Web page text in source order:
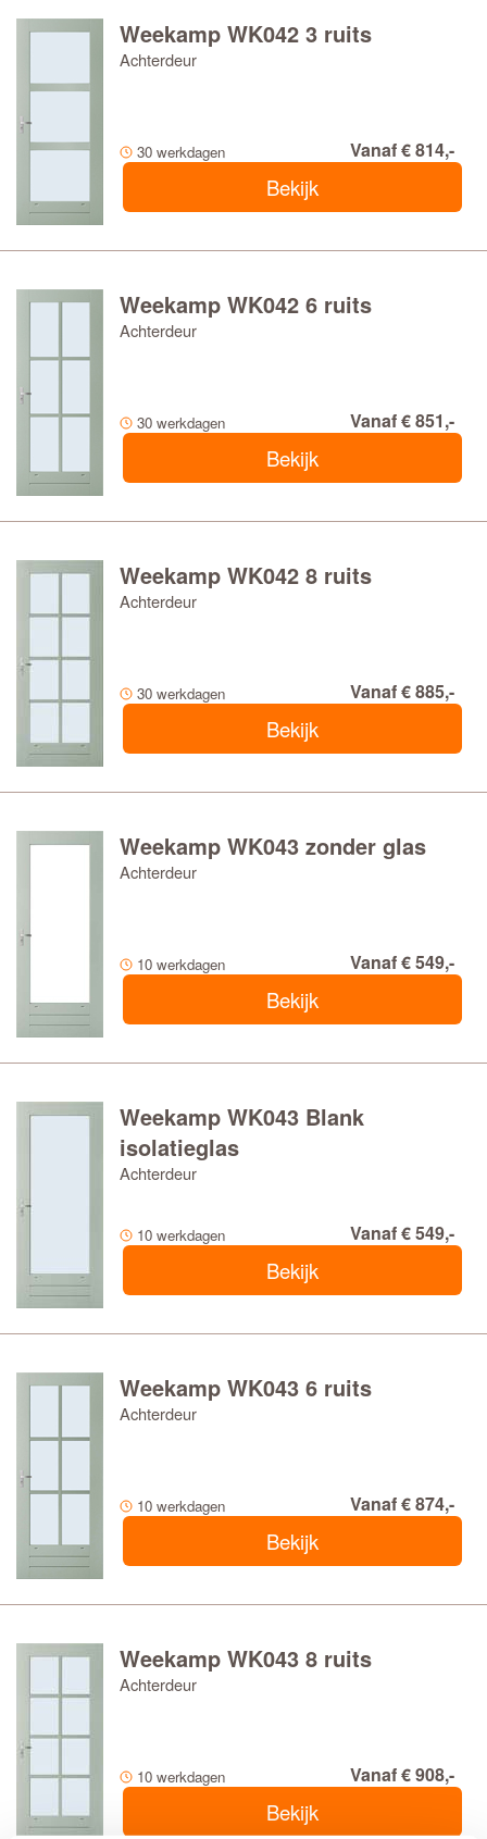
Weekamp WK042 3 ruits
Achterdeur
30 werkdagen Vanaf € 814,-
Bekijk
Weekamp WK042 6 ruits
Achterdeur
30 werkdagen Vanaf € 851,-
Bekijk
Weekamp WK042 8 ruits
Achterdeur
30 werkdagen Vanaf € 885,-
Bekijk
Weekamp WK043 zonder glas
Achterdeur
10 werkdagen Vanaf € 549,-
Bekijk
Weekamp WK043 Blank
isolatieglas
Achterdeur
10 werkdagen Vanaf € 549,-
Bekijk
Weekamp WK043 6 ruits
Achterdeur
10 werkdagen Vanaf € 874,-
Bekijk
Weekamp WK043 8 ruits
Achterdeur
10 werkdagen Vanaf € 908,-
Bekijk